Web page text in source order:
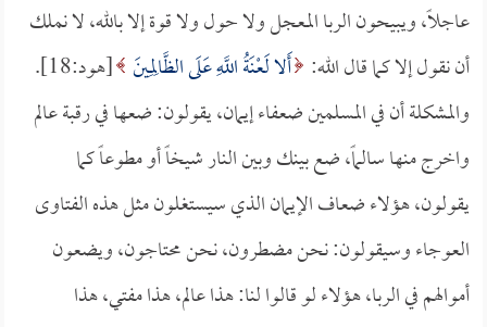
عاجلاً، ويبيحون الربا المعجل ولا حول ولا قوة إلا بالله، لا نملك
أن نقول إلا كما قال الله: أَلا لَعْنَةُ اللَّهِ عَلَى الظَّالِمِينَ [هود:18].
والمشكلة أن في المسلمين ضعفاء إيمان، يقولون: ضعها في رقبة عالم
واخرج منها سالماً، ضع بينك وبين النار شيخاً أو مطوعاً كما
يقولون، هؤلاء ضعاف الإيمان الذي سيستغلون مثل هذه الفتاوى
العوجاء وسيقولون: نحن مضطرون، نحن محتاجون، ويضعون
أموالهم في الربا، هؤلاء لو قالوا لنا: هذا عالم، هذا مفتي، هذا